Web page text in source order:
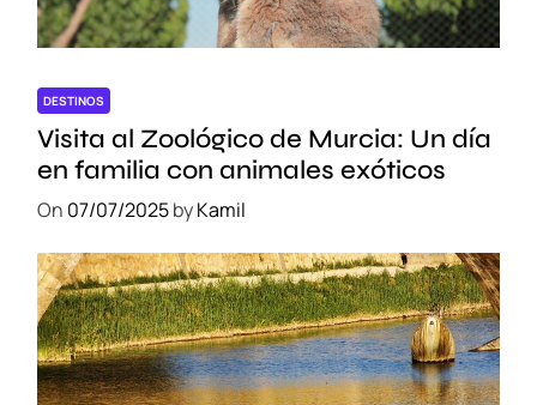
DESTINOS
Visita al Zoológico de Murcia: Un día
en familia con animales exóticos
On 07/07/2025byKamil